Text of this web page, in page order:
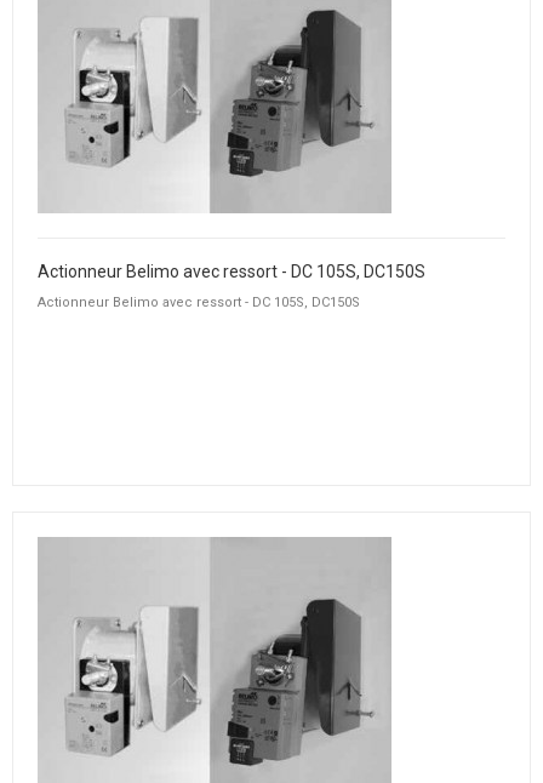
Actionneur Belimo avec ressort - DC 105S, DC150S
Actionneur Belimo avec ressort - DC 105S, DC150S